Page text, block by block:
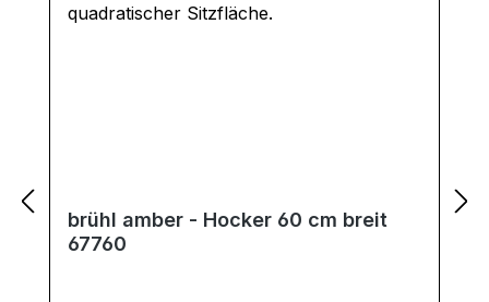
brühl amber - Hocker 60 cm breit
67760